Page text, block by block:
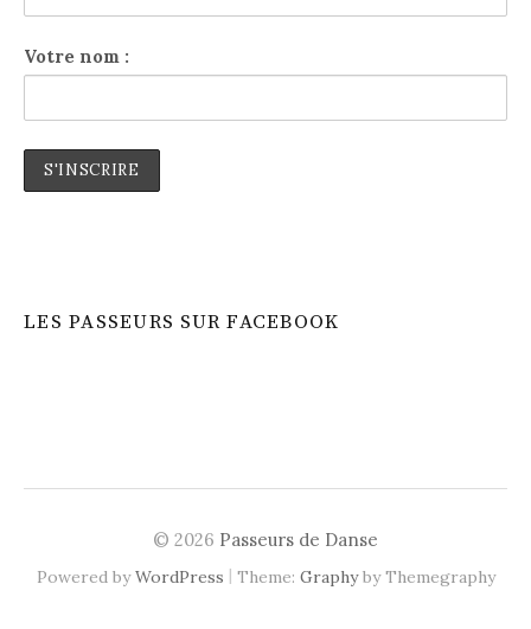
Votre nom :
LES PASSEURS SUR FACEBOOK
© 2026 Passeurs de Danse
Powered byWordPress | Theme: Graphyby Themegraphy